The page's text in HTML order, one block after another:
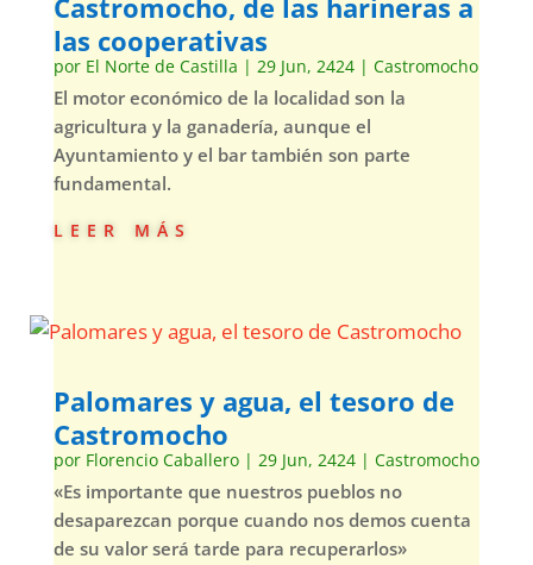
Castromocho, de las harineras a
las cooperativas
por El Norte de Castilla | 29 Jun, 2424| Castromocho
El motor económico de la localidad son la
agricultura y la ganadería, aunque el
Ayuntamiento y el bar también son parte
fundamental.
leer más
Palomares y agua, el tesoro de
Castromocho
por Florencio Caballero| 29 Jun, 2424| Castromocho
«Es importante que nuestros pueblos no
desaparezcan porque cuando nos demos cuenta
de su valor será tarde para recuperarlos»